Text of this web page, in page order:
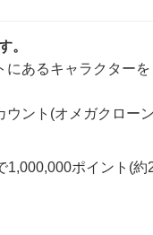
。
あるキャラクター
ント(オメガクロー
1,000,000ポイント(約